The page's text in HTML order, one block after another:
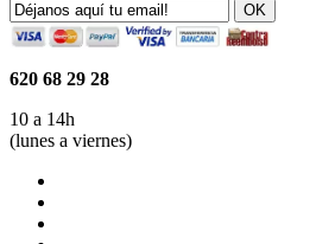
620 68 29 28
10 a 14h
(lunes a viernes)